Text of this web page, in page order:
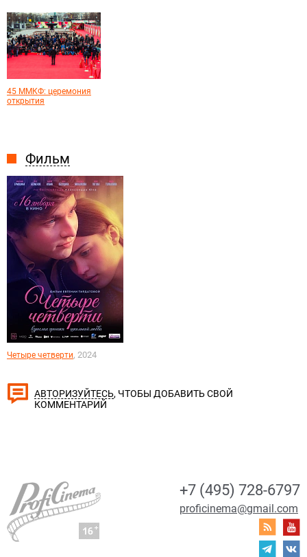
Фильм
Четыре четверти, 2024
45 ММКФ: церемония
открытия
АВТОРИЗУЙТЕСЬ, ЧТОБЫ ДОБАВИТЬ СВОЙ
КОММЕНТАРИЙ
+7 (495) 728-6797
proficinema@gmail.com